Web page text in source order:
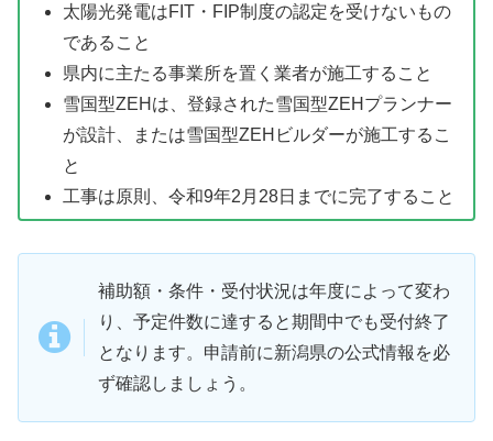
太陽光発電はFIT・FIP制度の認定を受けないもの
であること
県内に主たる事業所を置く業者が施工すること
雪国型ZEHは、登録された雪国型ZEHプランナー
が設計、または雪国型ZEHビルダーが施工するこ
と
工事は原則、令和9年2月28日までに完了すること
補助額・条件・受付状況は年度によって変わ
り、予定件数に達すると期間中でも受付終了
となります。申請前に新潟県の公式情報を必
ず確認しましょう。